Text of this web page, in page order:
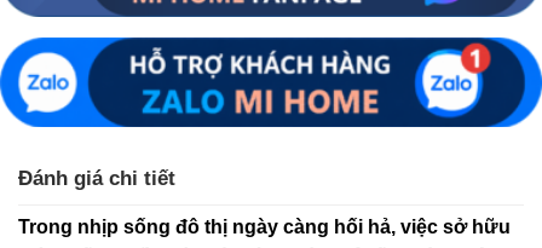
Đánh giá chi tiết
Trong nhịp sống đô thị ngày càng hối hả, việc sở hữu